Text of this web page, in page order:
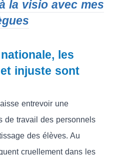
la visio avec mes
les
injuste sont
entrevoir une
de travail des personnels
des élèves. Au
cruellement dans les